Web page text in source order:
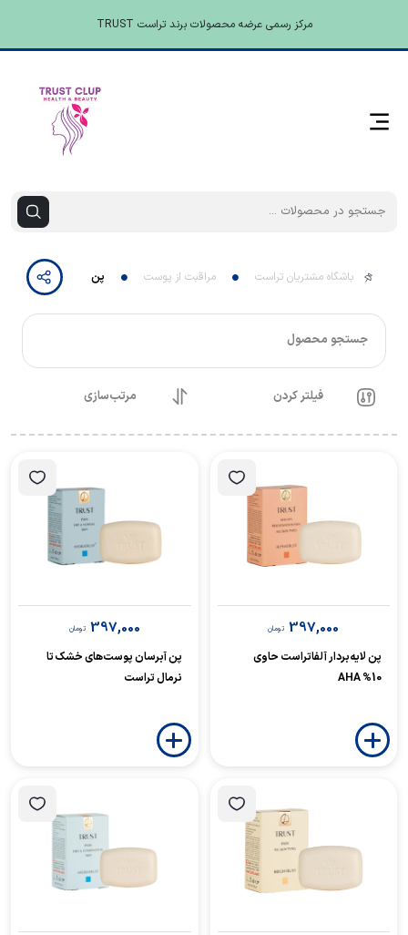
مرکز رسمی عرضه محصولات برند تراست TRUST
باشگاه مشتریان تراست مراقبت از پوست پن
جستجو محصول
فیلتر کردن مرتب‌سازی
397,000 تومان
پن لایه‌بردار آلفاتراست حاوی
10% AHA
397,000 تومان
پن آبرسان پوست‌های خشک تا
نرمال تراست